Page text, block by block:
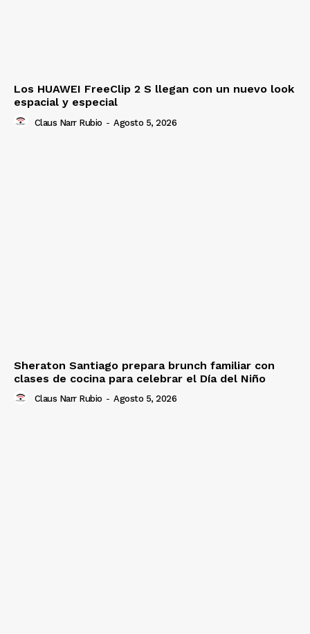
Los HUAWEI FreeClip 2 S llegan con un nuevo look
espacial y especial
Claus Narr Rubio - Agosto 5, 2026
Sheraton Santiago prepara brunch familiar con
clases de cocina para celebrar el Día del Niño
Claus Narr Rubio - Agosto 5, 2026